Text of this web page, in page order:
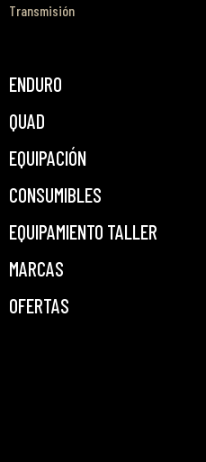
Transmisión
ENDURO
QUAD
EQUIPACIÓN
CONSUMIBLES
EQUIPAMIENTO TALLER
MARCAS
OFERTAS